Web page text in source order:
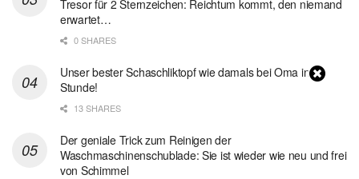
Tresor für 2 Sternzeichen: Reichtum kommt, den niemand
erwartet…
0 SHARES
Unser bester Schaschliktopf wie damals bei Oma in 1
Stunde!
13 SHARES
Der geniale Trick zum Reinigen der
Waschmaschinenschublade: Sie ist wieder wie neu und frei
von Schimmel